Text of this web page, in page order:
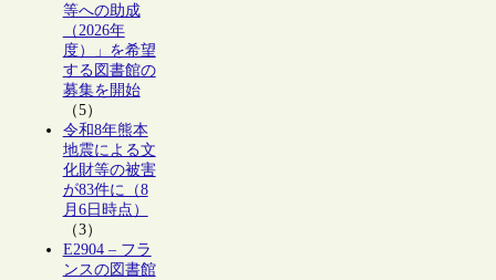
等への助成
（2026年
度）」を希望
する図書館の
募集を開始
（5）
令和8年熊本
地震による文
化財等の被害
が83件に（8
月6日時点）
（3）
E2904 – フラ
ンスの図書館